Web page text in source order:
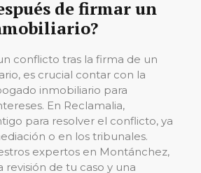
de firmar un
conflicto tras la firma de un
es crucial contar con la
inmobiliario para
En Reclamalia,
para resolver el conflicto, ya
o en los tribunales.
expertos en Montánchez,
revisión de tu caso y una